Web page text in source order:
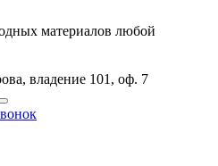
материалов любой
владение 101, оф. 7